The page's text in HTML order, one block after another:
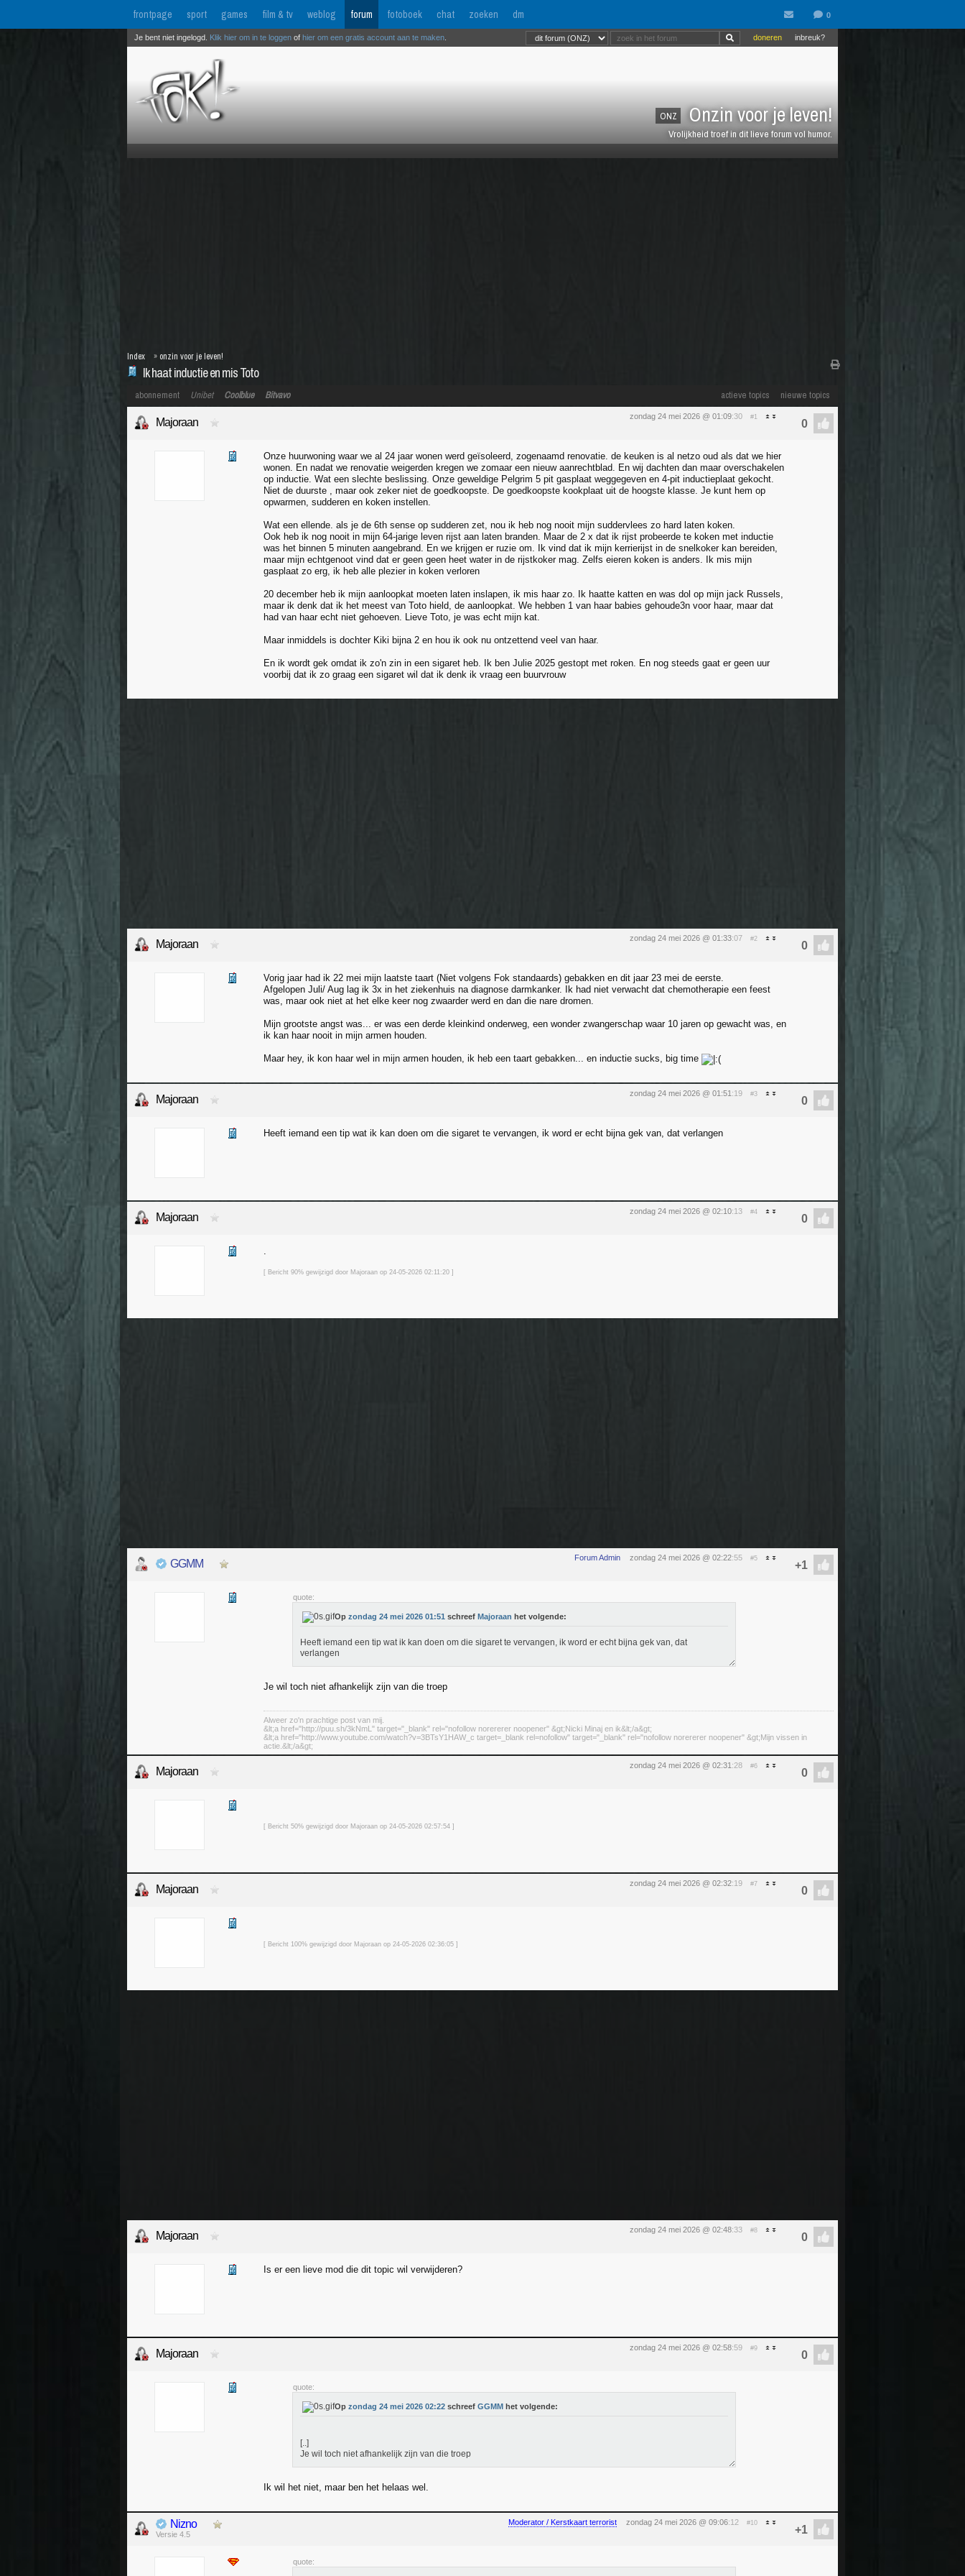
frontpage sport games film & tv weblog forum fotoboek chat zoeken dm
ONZ Onzin voor je leven!
Vrolijkheid troef in dit lieve forum vol humor.
inbreuk?
doneren
Je bent niet ingelogd. Klik hier om in te loggen of hier om een gratis account aan te maken
Ik haat inductie en mis Toto
Index » onzin voor je leven!
actieve topics nieuwe topics
abonnement Unibet Coolblue Bitvavo
zondag 24 mei 2026 @ 01:09:30 #1
Majoraan
Onze huurwoning waar we al 24 jaar wonen werd geïsoleerd, zogenaamd renovatie. de keuken is al netzo oud als dat we hier
wonen. En nadat we renovatie weigerden kregen we zomaar een nieuw aanrechtblad. En wij dachten dan maar overschakelen
op inductie. Wat een slechte beslissing. Onze geweldige Pelgrim 5 pit gasplaat weggegeven en 4-pit inductieplaat gekocht.
Niet de duurste , maar ook zeker niet de goedkoopste. De goedkoopste kookplaat uit de hoogste klasse. Je kunt hem op
opwarmen, sudderen en koken instellen.
Wat een ellende. als je de 6th sense op sudderen zet, nou ik heb nog nooit mijn suddervlees zo hard laten koken.
Ook heb ik nog nooit in mijn 64-jarige leven rijst aan laten branden. Maar de 2 x dat ik rijst probeerde te koken met inductie
was het binnen 5 minuten aangebrand. En we krijgen er ruzie om. Ik vind dat ik mijn kerrierijst in de snelkoker kan bereiden,
maar mijn echtgenoot vind dat er geen geen heet water in de rijstkoker mag. Zelfs eieren koken is anders. Ik mis mijn
gasplaat zo erg, ik heb alle plezier in koken verloren
20 december heb ik mijn aanloopkat moeten laten inslapen, ik mis haar zo. Ik haatte katten en was dol op mijn jack Russels,
maar ik denk dat ik het meest van Toto hield, de aanloopkat. We hebben 1 van haar babies gehoude3n voor haar, maar dat
had van haar echt niet gehoeven. Lieve Toto, je was echt mijn kat.
Maar inmiddels is dochter Kiki bijna 2 en hou ik ook nu ontzettend veel van haar.
En ik wordt gek omdat ik zo'n zin in een sigaret heb. Ik ben Julie 2025 gestopt met roken. En nog steeds gaat er geen uur
voorbij dat ik zo graag een sigaret wil dat ik denk ik vraag een buurvrouw
zondag 24 mei 2026 @ 01:33:07 #2
Majoraan
Vorig jaar had ik 22 mei mijn laatste taart (Niet volgens Fok standaards) gebakken en dit jaar 23 mei de eerste.
Afgelopen Juli/ Aug lag ik 3x in het ziekenhuis na diagnose darmkanker. Ik had niet verwacht dat chemotherapie een feest
was, maar ook niet at het elke keer nog zwaarder werd en dan die nare dromen.
Mijn grootste angst was... er was een derde kleinkind onderweg, een wonder zwangerschap waar 10 jaren op gewacht was, en
ik kan haar nooit in mijn armen houden.
Maar hey, ik kon haar wel in mijn armen houden, ik heb een taart gebakken... en inductie sucks, big time
zondag 24 mei 2026 @ 01:51 :19 #3
Majoraan
Heeft iemand een tip wat ik kan doen om die sigaret te vervangen, ik word er echt bijna gek van, dat verlangen
zondag 24 mei 2026 @ 02:10:13 #4
Majoraan
.
[ Bericht 90% gewijzigd door Majoraan op 24-05-2026 02:11:20 ]
Forum Admin zondag 24 mei 2026 @ 02:22:55 #5
GGMM
quote:
Op zondag 24 mei 2026 01:51 schreef Majoraan het volgende:
Heeft iemand een tip wat ik kan doen om die sigaret te vervangen, ik word er echt bijna gek van, dat
verlangen
Je wil toch niet afhankelijk zijn van die troep
Alweer zo'n prachtige post van mij.
&lt;a href="http://puu.sh/3kNmL" target="_blank" rel="nofollow norererer noopener" &gt;Nicki Minaj en ik&lt;/a&gt;
&lt;a href="http://www.youtube.com/watch?v=3BTsY1HAW_c target=_blank rel=nofollow" target="_blank" rel="nofollow norererer noopener" &gt;Mijn vissen in
actie.&lt;/a&gt;
zondag 24 mei 2026 @ 02:31 :28 #6
Majoraan
[ Bericht 50% gewijzigd door Majoraan op 24-05-2026 02:57:54 ]
zondag 24 mei 2026 @ 02:32:19 #7
Majoraan
[ Bericht 100% gewijzigd door Majoraan op 24-05-2026 02:36:05 ]
zondag 24 mei 2026 @ 02:48:33 #8
Majoraan
Is er een lieve mod die dit topic wil verwijderen?
zondag 24 mei 2026 @ 02:58:59 #9
Majoraan
quote:
Op zondag 24 mei 2026 02:22 schreef GGMM het volgende:
[..]
Je wil toch niet afhankelijk zijn van die troep
Ik wil het niet, maar ben het helaas wel.
Moderator / Kerstkaart terrorist zondag 24 mei 2026 @ 09:06:12 #10
Nizno
Versie 4.5
quote: